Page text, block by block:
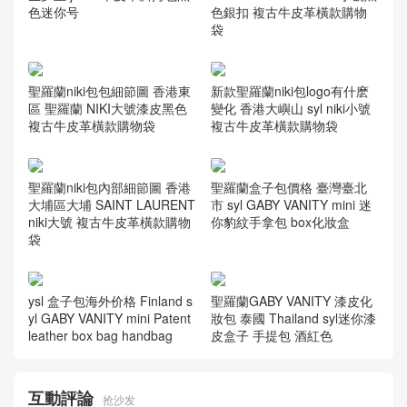
色迷你号
色銀扣 複古牛皮革橫款購物
袋
聖羅蘭niki包包細節圖 香港東
區 聖羅蘭 NIKI大號漆皮黑色
複古牛皮革橫款購物袋
新款聖羅蘭niki包logo有什麽
變化 香港大嶼山 syl niki小號
複古牛皮革橫款購物袋
聖羅蘭niki包內部細節圖 香港
大埔區大埔 SAINT LAURENT
niki大號 複古牛皮革橫款購物
袋
聖羅蘭盒子包價格 臺灣臺北
市 syl GABY VANITY mini 迷
你豹紋手拿包 box化妝盒
ysl 盒子包海外价格 Finland s
yl GABY VANITY mini Patent
leather box bag handbag
聖羅蘭GABY VANITY 漆皮化
妝包 泰國 Thailand syl迷你漆
皮盒子 手提包 酒紅色
互動評論 抢沙发